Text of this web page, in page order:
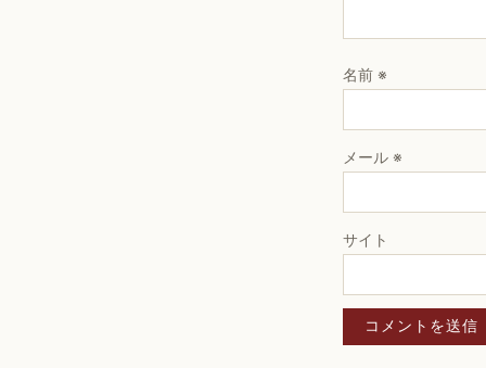
名前 ※
メール ※
サイト